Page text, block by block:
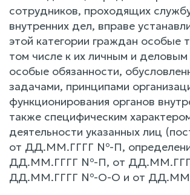
сотрудников, проходящих
внутренних дел, вправе
этой категории граждан особые
том числе к их личным и деловым
особые обязанности,
задачами, принципами
функционирования органов
также специфическим
деятельности указанных лиц
от ДД.ММ.ГГГГ №-П,
ДД.ММ.ГГГГ №-П, от
ДД.ММ.ГГГГ №-О-О и от